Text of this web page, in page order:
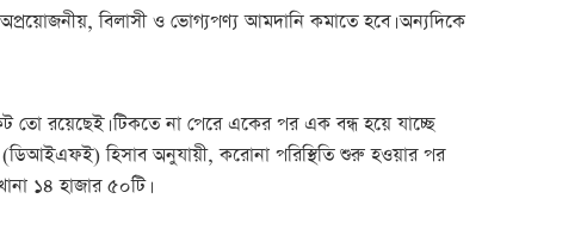
বিলাসী ও ভোগ্যপণ্য আমদানি কমাতে হবে। অন্যদিকে
রয়েছেই। টিকতে না পেরে একের পর এক বন্ধ হয়ে যাচ্ছে
(ডিআইএফই) হিসাব অনুযায়ী, করোনা পরিস্থিতি শুরু হওয়ার পর
১৪ হাজার ৫০টি।